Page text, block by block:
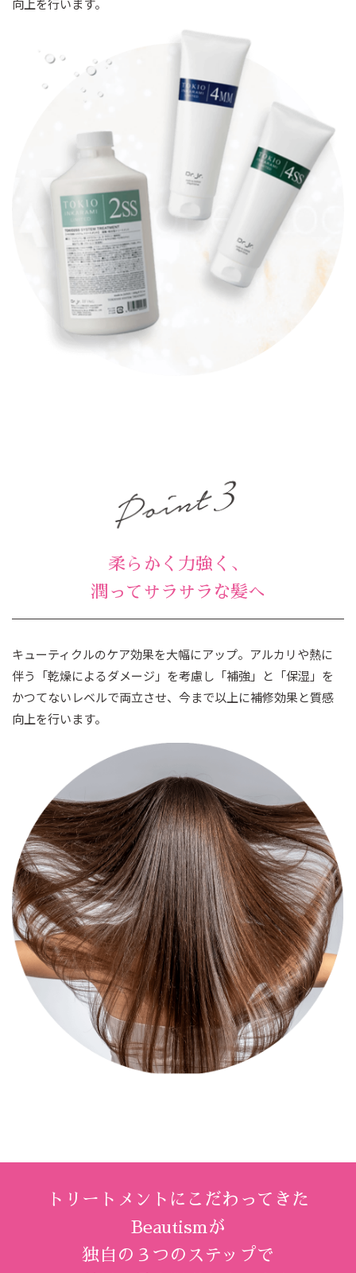
向上を行います。
柔らかく力強く、
潤ってサラサラな髪へ
キューティクルのケア効果を大幅にアップ。アルカリや熱に
伴う「乾燥によるダメージ」を考慮し「補強」と「保湿」を
かつてないレベルで両立させ、今まで以上に補修効果と質感
向上を行います。
トリートメントにこだわってきた
Beautismが
独自の３つのステップで